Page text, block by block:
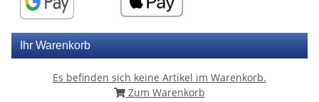
Ihr Warenkorb
Es befinden sich keine Artikel im Warenkorb.
Zum Warenkorb